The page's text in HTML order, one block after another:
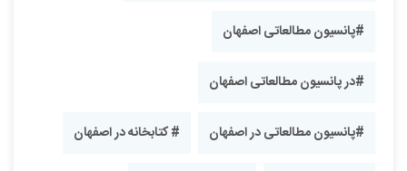
#پانسیون مطالعاتی اصفهان
#در پانسیون مطالعاتی اصفهان
#پانسیون مطالعاتی در اصفهان # کتابخانه در اصفهان